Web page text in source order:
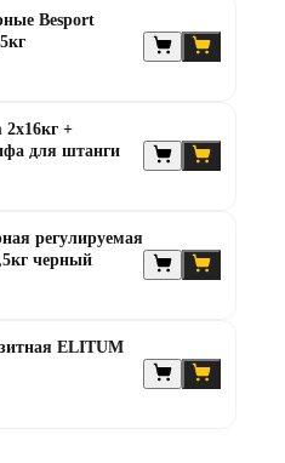
грифом
лавками
Besport
+
для штанги
регулируемая
черный
ELITUM